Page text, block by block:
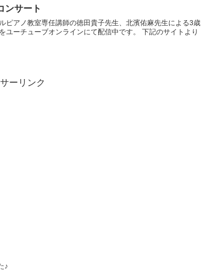
ンサート
ピアノ教室専任講師の徳田貴子先生、北濱佑麻先生による3歳
ユーチューブオンラインにて配信中です。 下記のサイトより
ーリンク
♪